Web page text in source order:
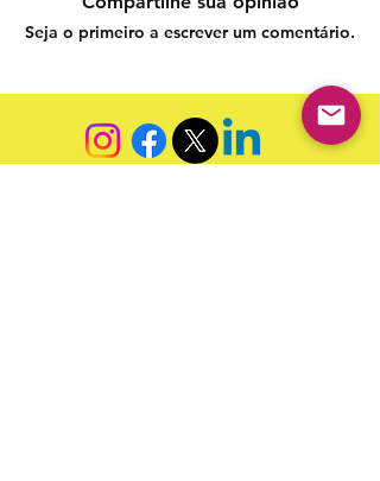
Seja o primeiro a escrever um comentário.